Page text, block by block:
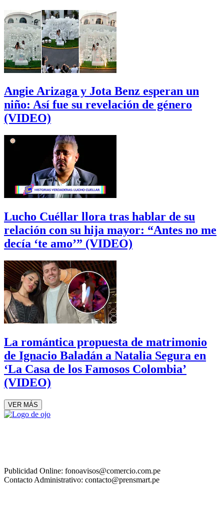
Angie Arizaga y Jota Benz esperan un
niño: Así fue su revelación de género
(VIDEO)
Lucho Cuéllar llora tras hablar de su
relación con su hija mayor: “Antes no me
decía ‘te amo’” (VIDEO)
La romántica propuesta de matrimonio
de Ignacio Baladán a Natalia Segura en
‘La Casa de los Famosos Colombia’
(VIDEO)
VER MÁS
Publicidad Online: fonoavisos@comercio.com.pe
Contacto Administrativo: contacto@prensmart.pe